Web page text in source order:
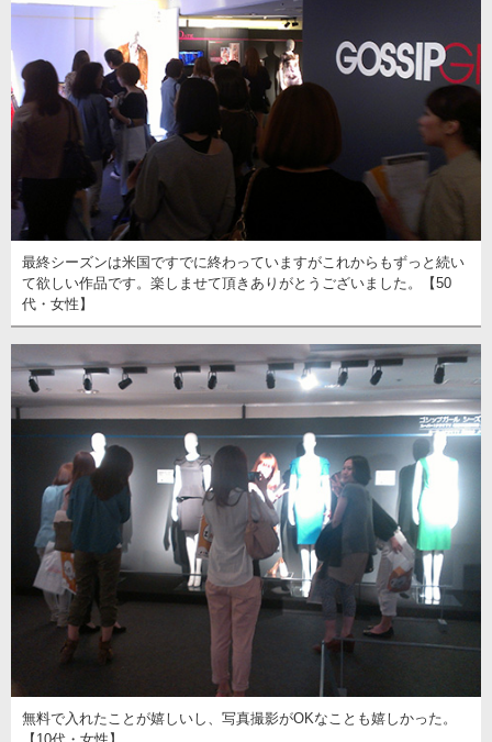
最終シーズンは米国ですでに終わっていますがこれからもずっと続い
て欲しい作品です。楽しませて頂きありがとうございました。【50
代・女性】
無料で入れたことが嬉しいし、写真撮影がOKなことも嬉しかった。